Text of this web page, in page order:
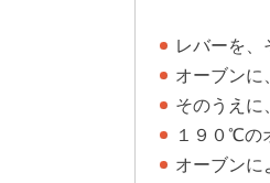
レバーを、
オーブンに
そのうえに
１９０℃の
オーブンに